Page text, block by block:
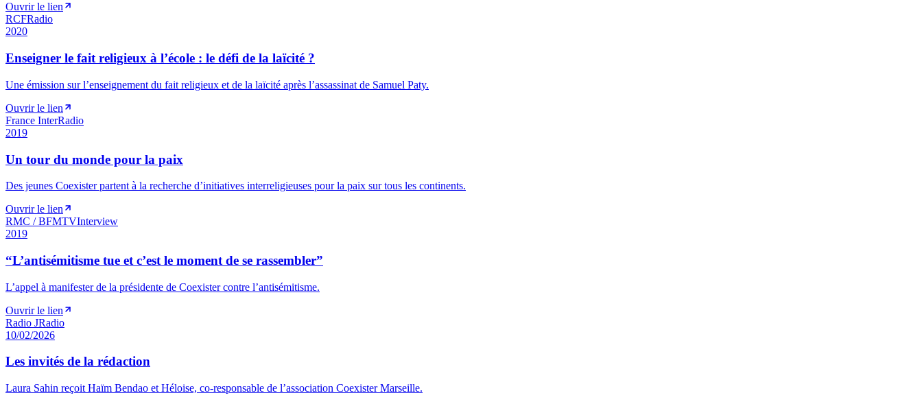
Ouvrir le lien
RCFRadio
2020
Enseigner le fait religieux à l’école : le défi de la laïcité ?
Une émission sur l’enseignement du fait religieux et de la laïcité après l’assassinat de Samuel Paty.
Ouvrir le lien
France InterRadio
2019
Un tour du monde pour la paix
Des jeunes Coexister partent à la recherche d’initiatives interreligieuses pour la paix sur tous les continents.
Ouvrir le lien
RMC / BFMTVInterview
2019
“L’antisémitisme tue et c’est le moment de se rassembler”
L’appel à manifester de la présidente de Coexister contre l’antisémitisme.
Ouvrir le lien
Radio JRadio
10/02/2026
Les invités de la rédaction
Laura Sahin reçoit Haïm Bendao et Héloise, co-responsable de l’association Coexister Marseille.